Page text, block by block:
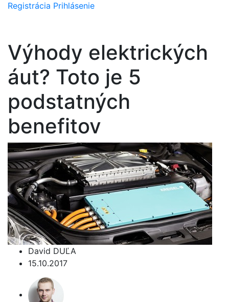
Registrácia Prihlásenie
Výhody elektrických
áut? Toto je 5
podstatných
benefitov
David DUĽA
15.10.2017